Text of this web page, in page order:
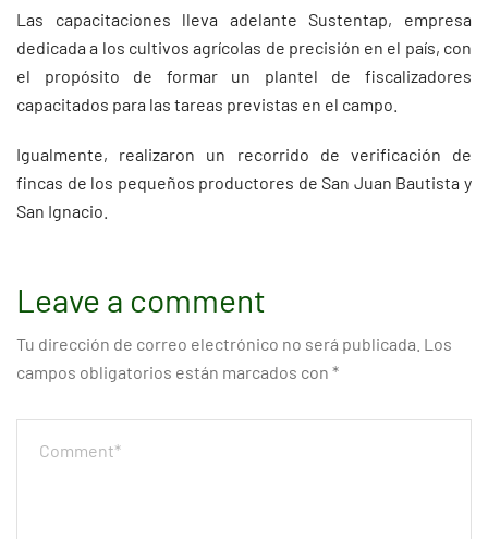
Las capacitaciones lleva adelante Sustentap, empresa
dedicada a los cultivos agrícolas de precisión en el país, con
el propósito de formar un plantel de fiscalizadores
capacitados para las tareas previstas en el campo.
Igualmente, realizaron un recorrido de verificación de
fincas de los pequeños productores de San Juan Bautista y
San Ignacio.
Leave a comment
Tu dirección de correo electrónico no será publicada. Los
campos obligatorios están marcados con *